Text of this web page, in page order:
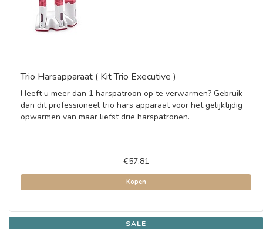
Trio Harsapparaat ( Kit Trio Executive )
Heeft u meer dan 1 harspatroon op te verwarmen? Gebruik
dan dit professioneel trio hars apparaat voor het gelijktijdig
opwarmen van maar liefst drie harspatronen.
€57,81
Kopen
SALE